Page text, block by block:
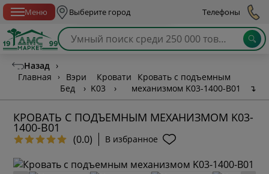
Меню Выберите город Телефоны
Назад ›
Главная
›
Вэри
Бед
›
Кровати
K03
›
Кровать с подъемным
механизмом K03-1400-B01
↴
КРОВАТЬ С ПОДЪЕМНЫМ МЕХАНИЗМОМ K03-
1400-B01
(0.0) В избранное